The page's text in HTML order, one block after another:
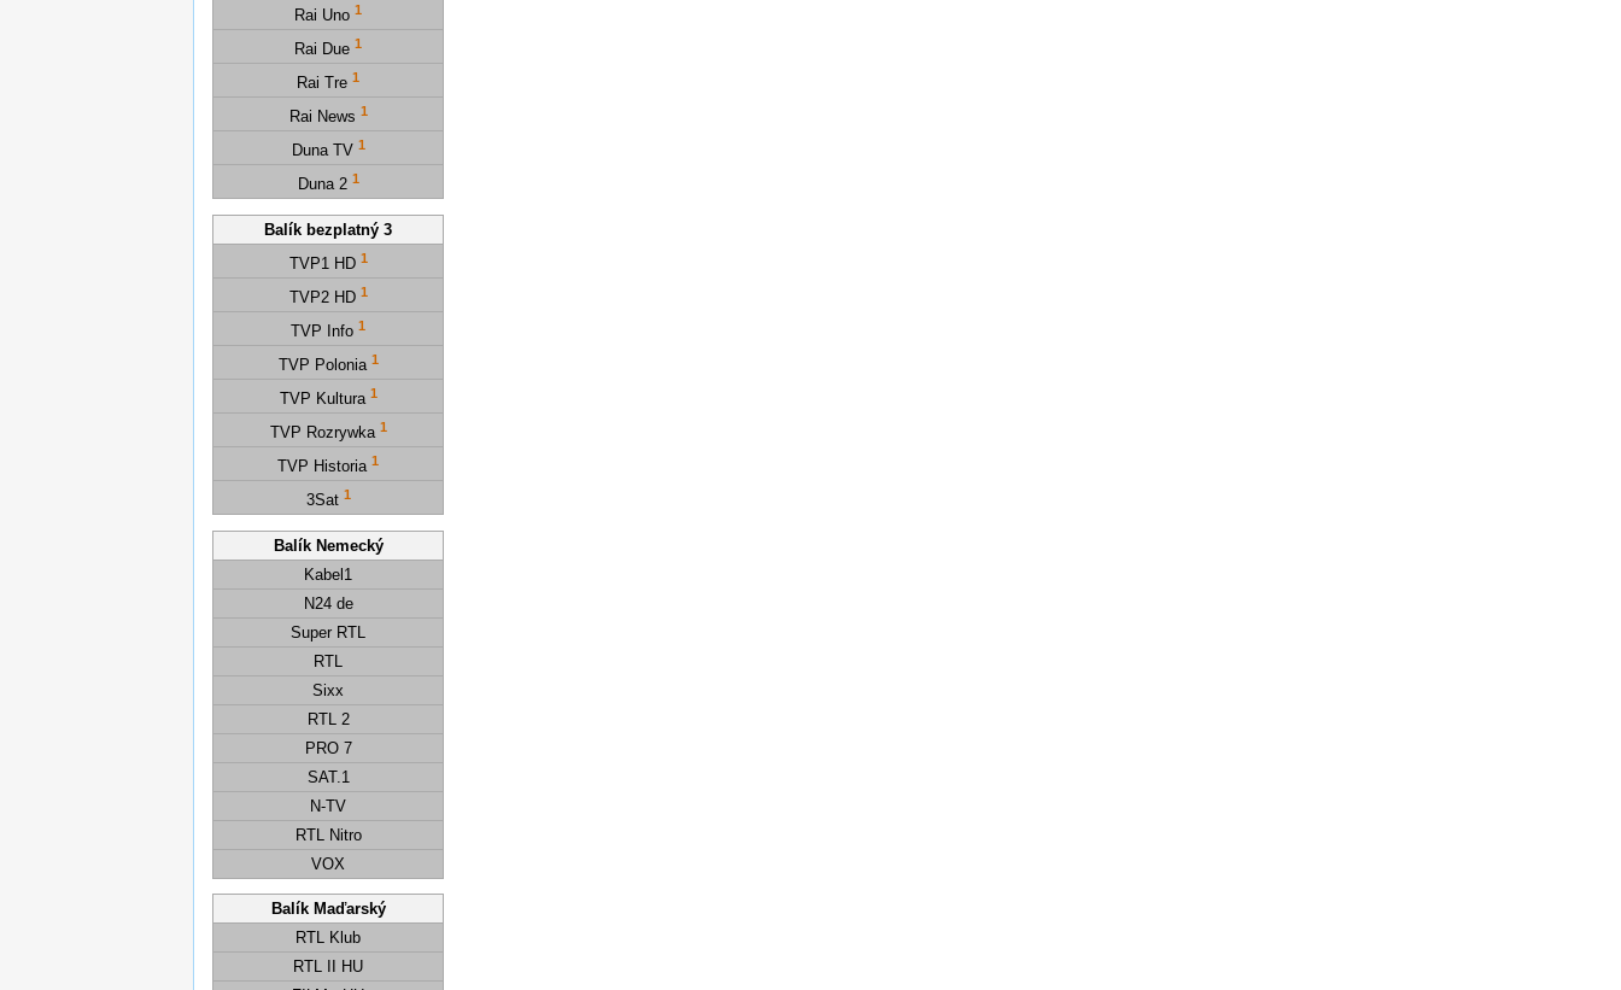
Rai Uno 1
Rai Due 1
Rai Tre 1
Rai News 1
Duna TV 1
Duna 2 1
Balík bezplatný 3
TVP1 HD 1
TVP2 HD 1
TVP Info 1
TVP Polonia 1
TVP Kultura 1
TVP Rozrywka 1
TVP Historia 1
3Sat 1
Balík Nemecký
Kabel1
N24 de
Super RTL
RTL
Sixx
RTL 2
PRO 7
SAT.1
N-TV
RTL Nitro
VOX
Balík Maďarský
RTL Klub
RTL II HU